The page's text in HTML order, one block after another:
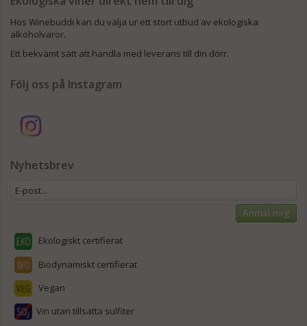
Hos Winebuddi kan du välja ur ett stort utbud av ekologiska
alkoholvaror.
Ett bekvämt sätt att handla med leverans till din dörr.
Följ oss på Instagram
Nyhetsbrev
Anmäl mig
Ekologiskt certifierat
Biodynamiskt certifierat
Vegan
Vin utan tillsatta sulfiter